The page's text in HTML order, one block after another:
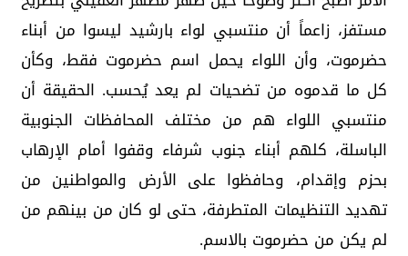
مستفز، زاعماً أن منتسبي لواء بارشيد ليسوا من أبناء
حضرموت، وأن اللواء يحمل اسم حضرموت فقط، وكأن
كل ما قدموه من تضحيات لم يعد يُحسب. الحقيقة أن
منتسبي اللواء هم من مختلف المحافظات الجنوبية
الباسلة، كلهم أبناء جنوب شرفاء وقفوا أمام الإرهاب
بحزم وإقدام، وحافظوا على الأرض والمواطنين من
تهديد التنظيمات المتطرفة، حتى لو كان من بينهم من
لم يكن من حضرموت بالاسم.